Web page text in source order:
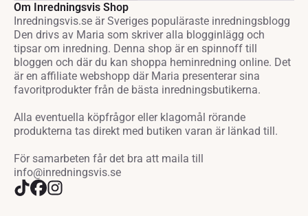
Om Inredningsvis Shop
Inredningsvis.se är Sveriges populäraste inredningsblogg
Den drivs av Maria som skriver alla blogginlägg och
tipsar om inredning. Denna shop är en spinnoff till
bloggen och där du kan shoppa heminredning online. Det
är en affiliate webshopp där Maria presenterar sina
favoritprodukter från de bästa inredningsbutikerna.
Alla eventuella köpfrågor eller klagomål rörande
produkterna tas direkt med butiken varan är länkad till.
För samarbeten får det bra att maila till
info@inredningsvis.se